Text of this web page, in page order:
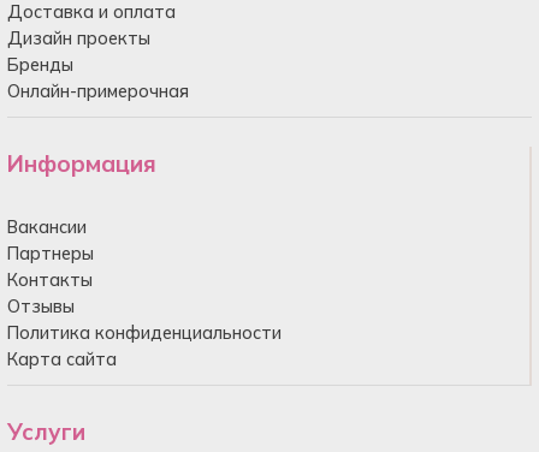
Доставка и оплата
Дизайн проекты
Бренды
Онлайн-примерочная
Информация
Вакансии
Партнеры
Контакты
Отзывы
Политика конфиденциальности
Карта сайта
Услуги